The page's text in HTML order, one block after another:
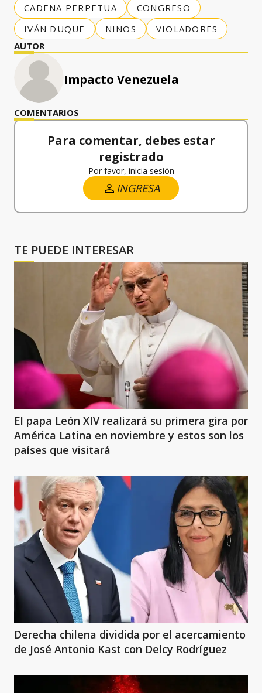
CADENA PERPETUA
CONGRESO
IVÁN DUQUE
NIÑOS
VIOLADORES
AUTOR
Impacto Venezuela
COMENTARIOS
Para comentar, debes estar
registrado
Por favor, inicia sesión
INGRESA
TE PUEDE INTERESAR
El papa León XIV realizará su primera gira por
América Latina en noviembre y estos son los
países que visitará
Derecha chilena dividida por el acercamiento
de José Antonio Kast con Delcy Rodríguez